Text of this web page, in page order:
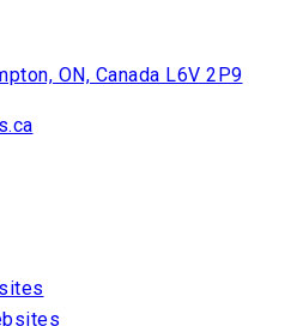
ON, Canada L6V 2P9